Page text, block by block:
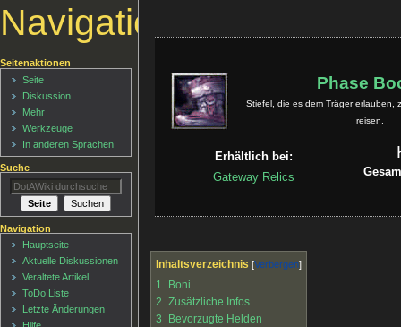
Phase
Stiefel, die es dem Träger erlauben,
reisen.
Erhältlich bei:
Gateway Relics
Inhaltsverzeichnis
1
Boni
2 Zusätzliche Infos
3
Bevorzugte Helden
Navigationsmenü
Seitenaktionen
Seite
Diskussion
Mehr
Werkzeuge
In anderen Sprachen
Suche
Navigation
Hauptseite
Aktuelle Diskussionen
Veraltete Artikel
ToDo Liste
Letzte Änderungen